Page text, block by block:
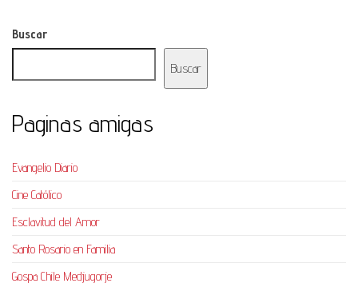
Buscar
Buscar
Paginas amigas
Evangelio Diario
Cine Católico
Esclavitud del Amor
Santo Rosario en Familia
Gospa Chile Medjugorje